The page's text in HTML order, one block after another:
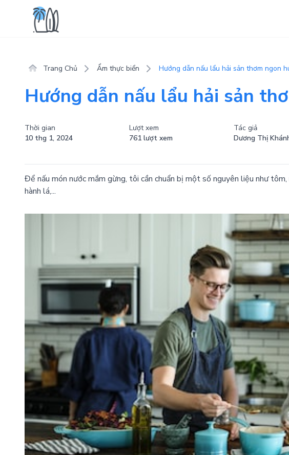
Trang Chủ Ẩm thực biển Hướng dẫn nấu lẩu hải sản thơm ngon
Hướng dẫn nấu lẩu hải sản
Thời gian
10 thg 1, 2024
Lượt xem
761 lượt xem
Tác giả
Dương Thị
Để nấu món nước mắm gừng, tôi cần chuẩn bị một số nguyên liệu như
hành lá,...